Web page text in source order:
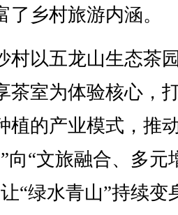
乡村旅游内涵。
以五龙山生态茶
茶室为体验核心，
植的产业模式，推
向“文旅融合、多元
“绿水青山”持续变